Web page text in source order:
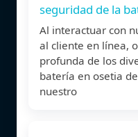
seguridad de la
Al interactuar con
al cliente en línea,
profunda de los
batería en osetia
nuestro